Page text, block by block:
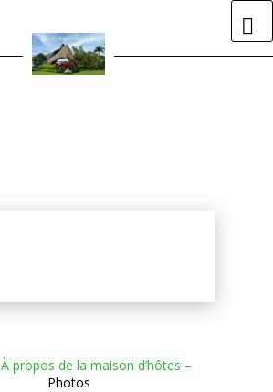
À propos de la maison d’hôtes –
Photos